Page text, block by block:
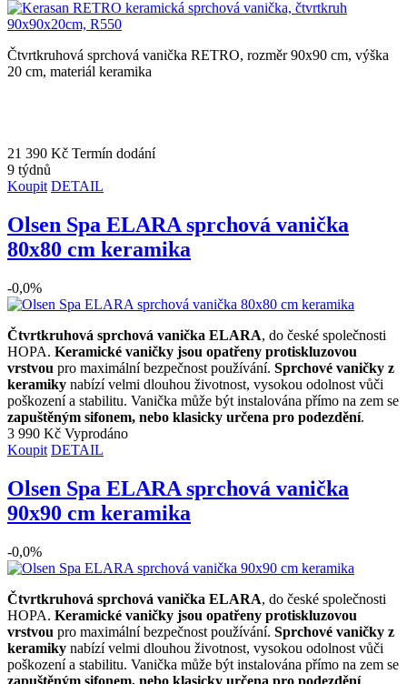
Čtvrtkruhová sprchová vanička RETRO, rozměr 90x90 cm, výška
20 cm, materiál keramika
21 390 Kč Termín dodání
9 týdnů
Koupit DETAIL
Olsen Spa ELARA sprchová vanička
80x80 cm keramika
-0,0%
Čtvrtkruhová sprchová vanička ELARA, do české společnosti
HOPA. Keramické vaničky jsou opatřeny protiskluzovou
vrstvou pro maximální bezpečnost používání. Sprchové vaničky z
keramiky nabízí velmi dlouhou životnost, vysokou odolnost vůči
poškození a stabilitu. Vanička může být instalována přímo na zem se
zapuštěným sifonem, nebo klasicky určena pro podezdění.
3 990 Kč Vyprodáno
Koupit DETAIL
Olsen Spa ELARA sprchová vanička
90x90 cm keramika
-0,0%
Čtvrtkruhová sprchová vanička ELARA, do české společnosti
HOPA. Keramické vaničky jsou opatřeny protiskluzovou
vrstvou pro maximální bezpečnost používání. Sprchové vaničky z
keramiky nabízí velmi dlouhou životnost, vysokou odolnost vůči
poškození a stabilitu. Vanička může být instalována přímo na zem se
zapuštěným sifonem, nebo klasicky určena pro podezdění.